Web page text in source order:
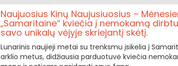
Naujuosius Kinų Naujusiuosius –
„Samaritaine“ kviečia į nemokamą
savo unikalų vėjyje skriejantį skėtį.
Lunarinis naujieji metai su trenksmu įsikelia į
arklio metus, didžiausia parduotuvė kviečia